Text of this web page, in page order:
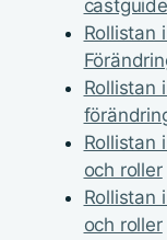
Rollistan
Rollistan
Rollistan
och roller
Rollistan
och roller